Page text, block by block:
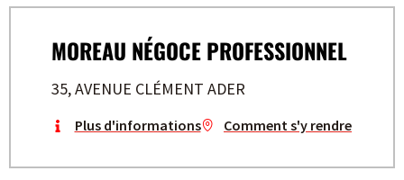
MOREAU NÉGOCE PROFESSIONNEL
35, AVENUE CLÉMENT ADER
Plus d'informations Comment s'y rendre